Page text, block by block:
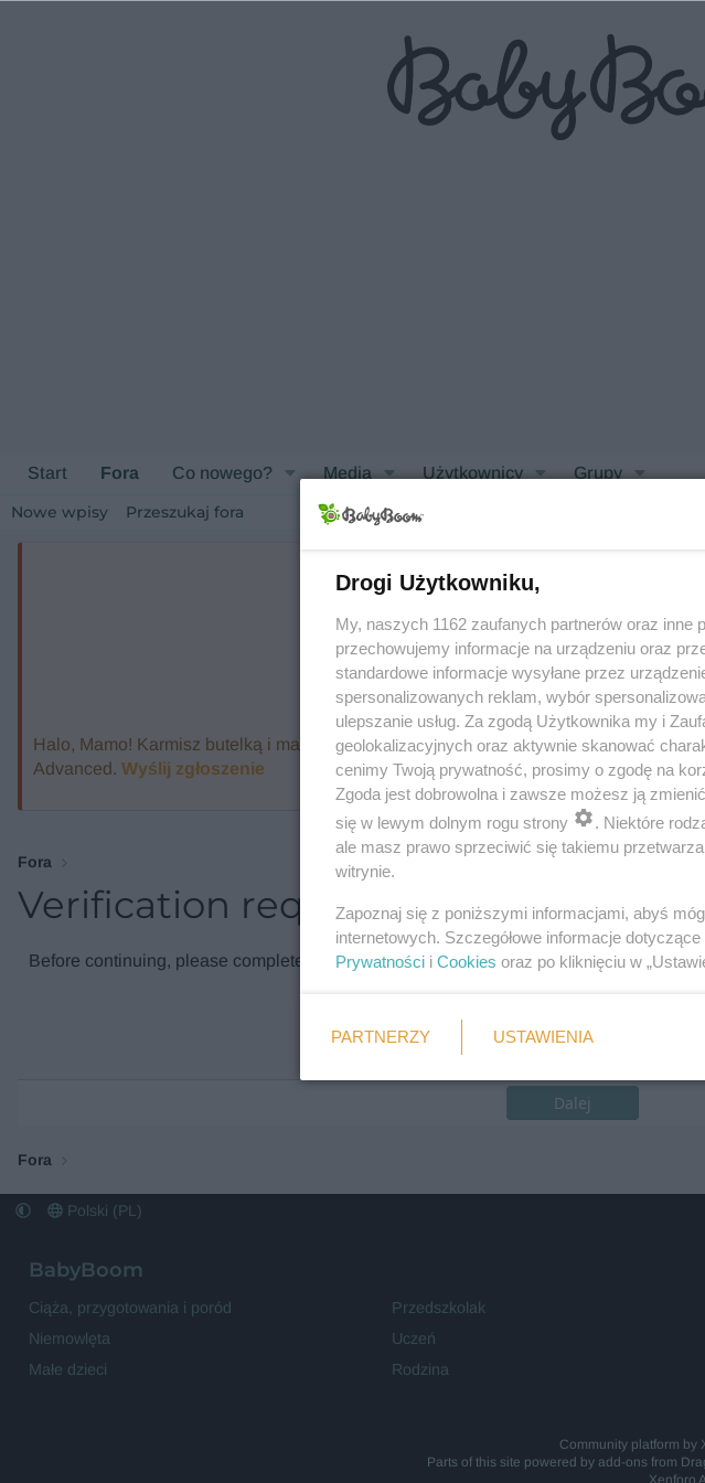
Start Fora Co nowego? Media Użytkownicy Grupy
Nowe wpisy Przeszukaj fora
Halo, Mamo! Karmisz butelką i marzysz o ekspresie, który przygotuje mleko w kilka
Advanced. Wyślij zgłoszenie
Fora
Verification required
Before continuing, please complete the verification check.
Weryfikacja
Wymagane
Dalej
Fora
Polski (PL)
BabyBoom
Ciąża, przygotowania i poród
Niemowlęta
Małe dzieci
Przedszkolak
Uczeń
Rodzina
Community platform by
Parts of this site powered by add-ons from
Xenforo
Drogi Użytkowniku,
My, naszych 1162 zaufanych partnerów oraz
przechowujemy informacje na urządzeniu oraz
standardowe informacje wysyłane przez
spersonalizowanych reklam, wybór
ulepszanie usług. Za zgodą Użytkownika my i
geolokalizacyjnych oraz aktywnie skanować
cenimy Twoją prywatność, prosimy o zgodę na
Zgoda jest dobrowolna i zawsze możesz ją
się w lewym dolnym rogu strony
. Niektóre
ale masz prawo sprzeciwić się takiemu
witrynie.
Zapoznaj się z poniższymi informacjami, abyś
internetowych. Szczegółowe informacje
Prywatności i Cookies oraz po kliknięciu w
PARTNERZY USTAWIENIA